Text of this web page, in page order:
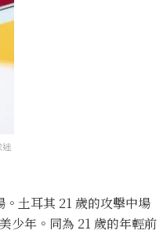
土耳其 21 歲的攻擊中場
少年。同為 21 歲的年輕前